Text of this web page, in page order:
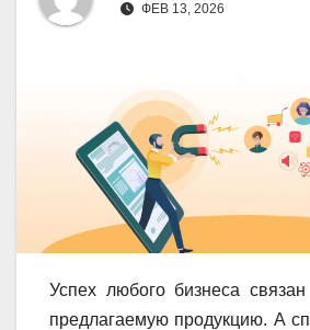
ФЕВ 13, 2026
Успех любого бизнеса
предлагаемую продукцию. А